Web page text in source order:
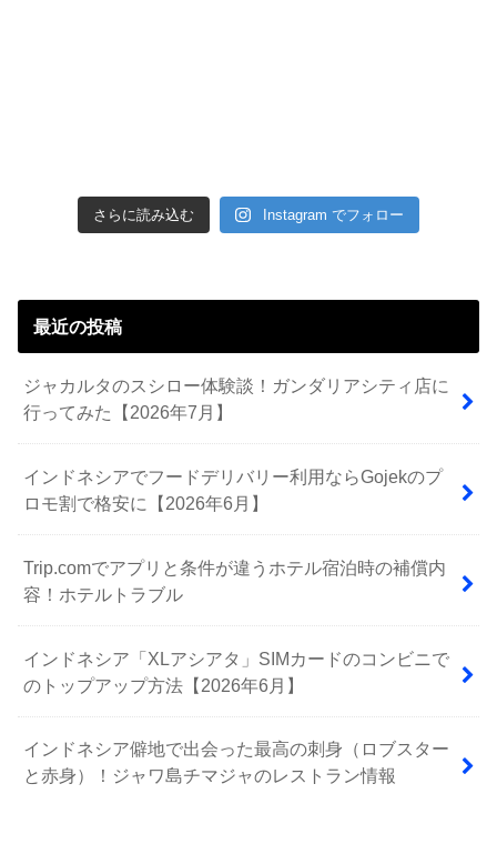
さらに読み込む Instagram でフォロー
最近の投稿
ジャカルタのスシロー体験談！ガンダリアシティ店に
行ってみた【2026年7月】
インドネシアでフードデリバリー利用ならGojekのプ
ロモ割で格安に【2026年6月】
Trip.comでアプリと条件が違うホテル宿泊時の補償内
容！ホテルトラブル
インドネシア「XLアシアタ」SIMカードのコンビニで
のトップアップ方法【2026年6月】
インドネシア僻地で出会った最高の刺身（ロブスター
と赤身）！ジャワ島チマジャのレストラン情報